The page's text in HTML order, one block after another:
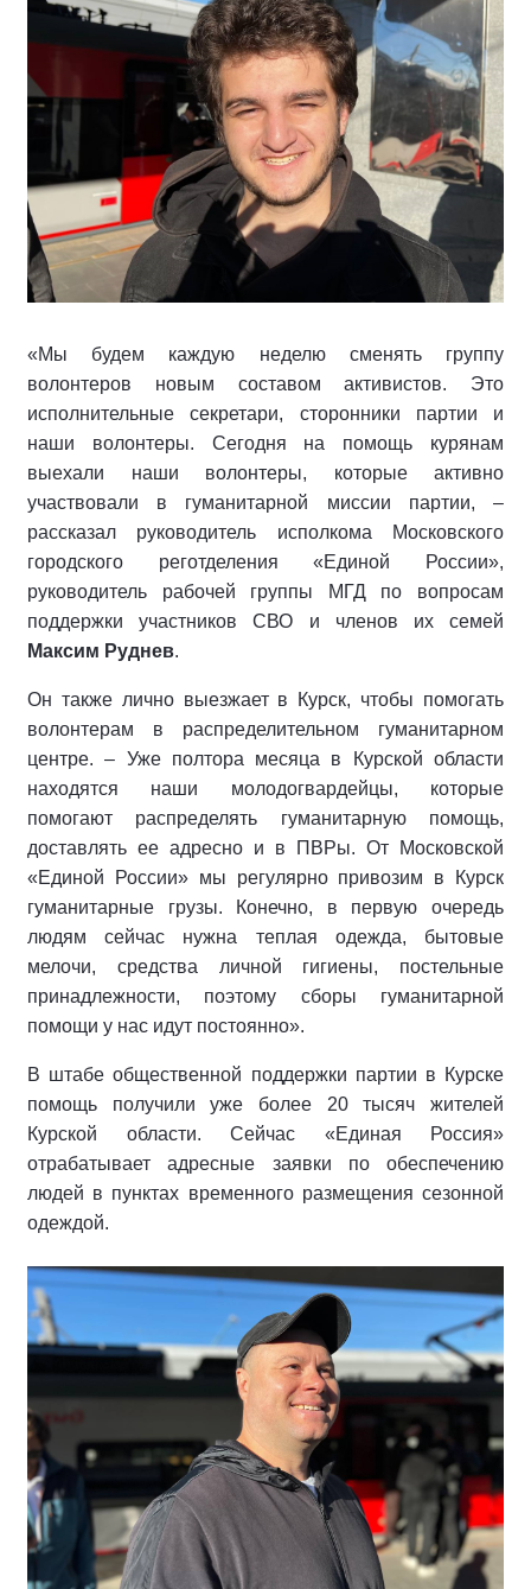
«Мы будем каждую неделю сменять группу
волонтеров новым составом активистов. Это
исполнительные секретари, сторонники партии и
наши волонтеры. Сегодня на помощь курянам
выехали наши волонтеры, которые активно
участвовали в гуманитарной миссии партии, –
рассказал руководитель исполкома Московского
городского реготделения «Единой России»,
руководитель рабочей группы МГД по вопросам
поддержки участников СВО и членов их семей
Максим Руднев.
Он также лично выезжает в Курск, чтобы помогать
волонтерам в распределительном гуманитарном
центре. – Уже полтора месяца в Курской области
находятся наши молодогвардейцы, которые
помогают распределять гуманитарную помощь,
доставлять ее адресно и в ПВРы. От Московской
«Единой России» мы регулярно привозим в Курск
гуманитарные грузы. Конечно, в первую очередь
людям сейчас нужна теплая одежда, бытовые
мелочи, средства личной гигиены, постельные
принадлежности, поэтому сборы гуманитарной
помощи у нас идут постоянно».
В штабе общественной поддержки партии в Курске
помощь получили уже более 20 тысяч жителей
Курской области. Сейчас «Единая Россия»
отрабатывает адресные заявки по обеспечению
людей в пунктах временного размещения сезонной
одеждой.